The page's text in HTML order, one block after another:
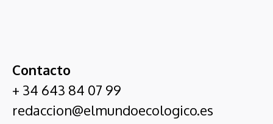
Contacto
+ 34 643 84 07 99
redaccion@elmundoecologico.es